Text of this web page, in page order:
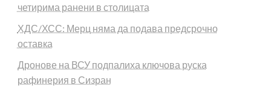
четирима ранени в столицата
ХДС/ХСС: Мерц няма да подава предсрочно
оставка
Дронове на ВСУ подпалиха ключова руска
рафинерия в Сизран